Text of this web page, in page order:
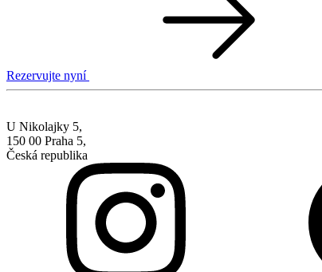
Rezervujte nyní
U Nikolajky 5,
150 00 Praha 5,
Česká republika